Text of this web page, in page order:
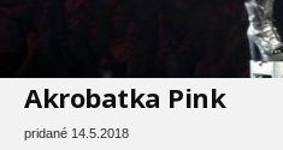
Akrobatka Pink
pridané 14.5.2018